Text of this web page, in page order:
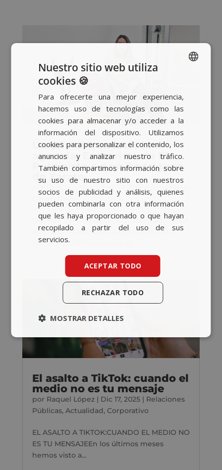
Un año al frente de la
agencia: Entrevista de El
Publicista a Ana Rodríguez
de Zárate
Raquel López Ene 27, 2026
"HEMOS REFORZADO LA VISIBILIDAD DE LA
AGENCIA, TANTO HACIA DENTRO COMO
HACIA FUERA"Tras un año al...
El asalto a TikTok: cuando el
medio no es tu mensaje
por Raquel López| Dic 17, 2025| Relaciones
Públicas, Actualidad, Corporativo
EL ASALTO A TIKTOK:CUANDO EL MEDIO NO
ES TU MENSAJEEn los últimos meses
hemos visto a...
BASQUE
ENGLISH
Nuestro sitio web utiliza
cookies 🍪
Para ofrecerte una mejor experiencia,
hacemos uso de tecnologías como las
cookies para almacenar y/o acceder a la
información del dispositivo. Utilizamos
cookies para personalizar el contenido, los
anuncios y analizar nuestro tráfico.
También compartimos información sobre
su uso de nuestro sitio con nuestros
socios de publicidad y análisis, quienes
pueden combinarla con otra información
que les haya proporcionado o que hayan
recopilado a partir del uso de sus
servicios.
ACEPTAR TODO
RECHAZAR TODO
MOSTRAR DETALLES